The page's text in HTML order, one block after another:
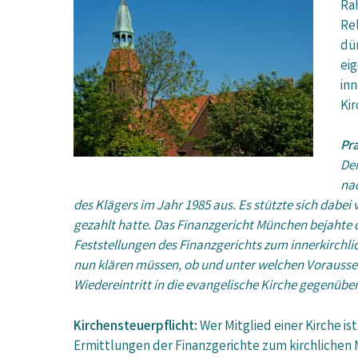
des Klägers im Jahr 1985 aus. Es stützte sich
gezahlt hatte. Das Finanzgericht München bejahte
Feststellungen des Finanzgerichts zum
nun klären müssen, ob und unter welchen
Wiedereintritt in die evangelische Kirche
Kirchensteuerpflicht:Wer Mitglied einer Kirche
Ermittlungen der Finanzgerichte zum